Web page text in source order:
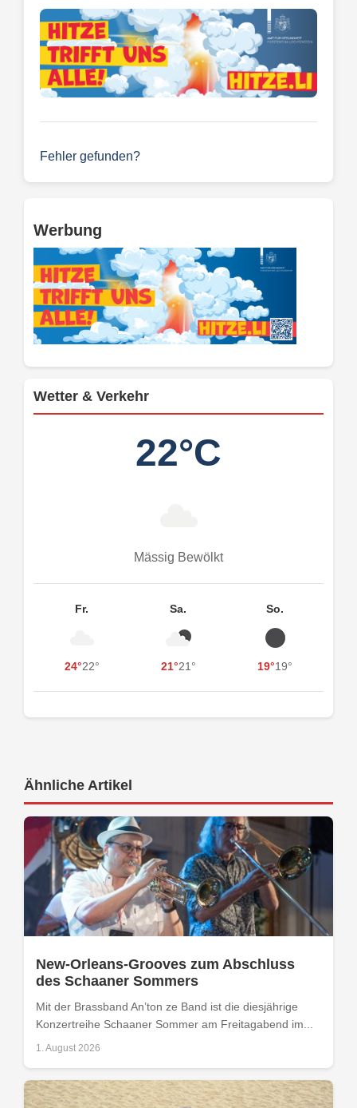
Fehler gefunden?
Werbung
Wetter & Verkehr
22°C
Mässig Bewölkt
Fr.
24°22°
Sa.
21°21°
So.
19°19°
Ähnliche Artikel
New-Orleans-Grooves zum Abschluss
des Schaaner Sommers
Mit der Brassband An’ton ze Band ist die diesjährige
Konzertreihe Schaaner Sommer am Freitagabend im...
1. August 2026